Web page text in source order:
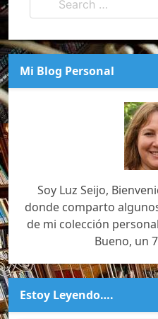
Mi Blog Personal
Soy Luz Seijo,
donde comparto
de mi colección
Bueno, un
Estoy Leyendo….